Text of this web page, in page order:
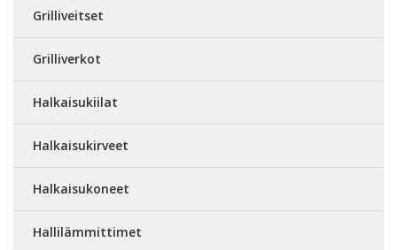
Grilliveitset
Grilliverkot
Halkaisukiilat
Halkaisukirveet
Halkaisukoneet
Hallilämmittimet